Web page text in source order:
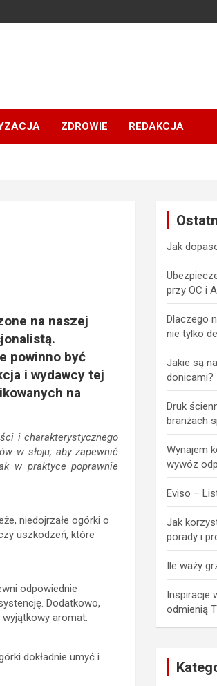
ZDROWIE REDAKCJA
na naszej
powinno być
i wydawcy tej
na
i charakterystycznego
w słoju, aby zapewnić
w praktyce poprawnie
niedojrzałe ogórki o
uszkodzeń, które
odpowiednie
Dodatkowo,
aromat.
dokładnie umyć i
Jak
przy OC i
Dlaczego
nie tylko
Jakie są
donicami?
Druk
branżach
Wynajem
wywóz
Eviso –
Jak
porady i
Ile waży
Inspiracje
odmienią